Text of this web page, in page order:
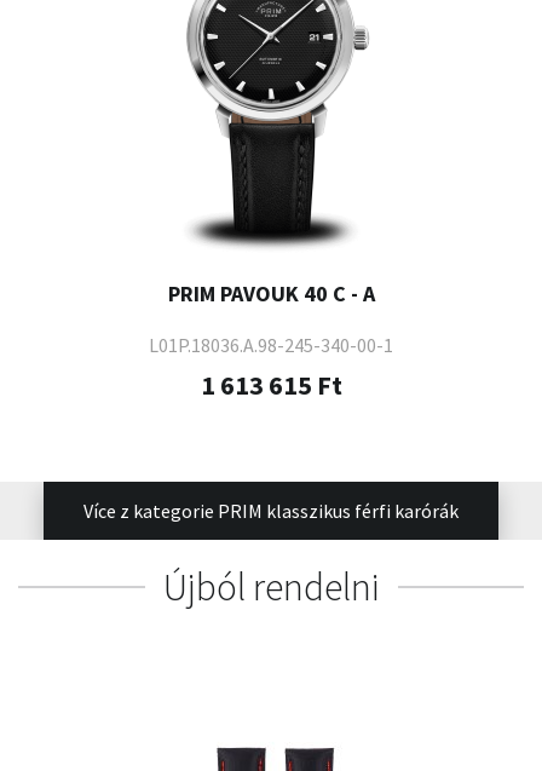
PRIM PAVOUK 40 C - A
L01P.18036.A.98-245-340-00-1
1 613 615 Ft
Více z kategorie PRIM klasszikus férfi karórák
Újból rendelni